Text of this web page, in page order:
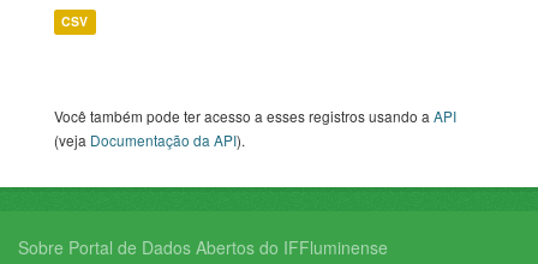
CSV
Você também pode ter acesso a esses registros usando aAPI
(veja Documentação da API).
Sobre Portal de Dados Abertos do IFFluminense